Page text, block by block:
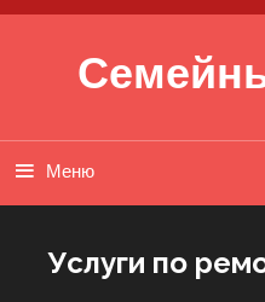
Перейти к содержимому
Меню
Услуги по